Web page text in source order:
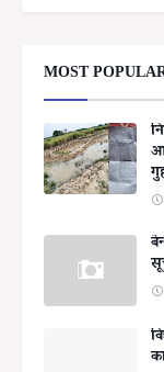
MOST